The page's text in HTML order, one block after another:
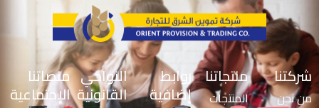
شركتنا
من نحن
منتجاتنا
المنتجات
روابط
إضافية
النواحي
القانونية
منصاتنا
الإجتماعية